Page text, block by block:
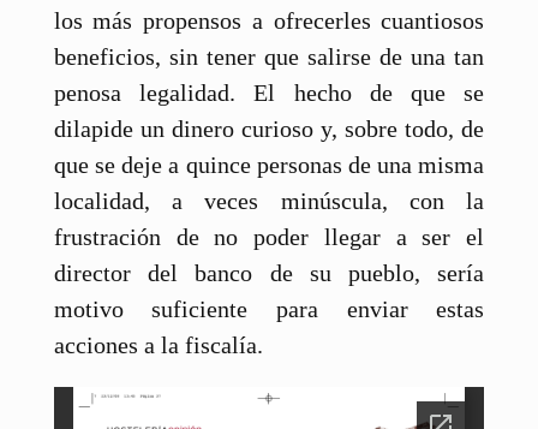
los más propensos a ofrecerles cuantiosos
beneficios, sin tener que salirse de una tan
penosa legalidad. El hecho de que se
dilapide un dinero curioso y, sobre todo, de
que se deje a quince personas de una misma
localidad, a veces minúscula, con la
frustración de no poder llegar a ser el
director del banco de su pueblo, sería
motivo suficiente para enviar estas
acciones a la fiscalía.